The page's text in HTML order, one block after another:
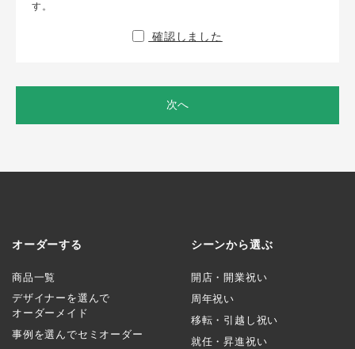
す。
確認しました
次へ
オーダーする
商品一覧
デザイナーを選んで
オーダーメイド
事例を選んでセミオーダー
シーンから選ぶ
開店・開業祝い
周年祝い
移転・引越し祝い
就任・昇進祝い